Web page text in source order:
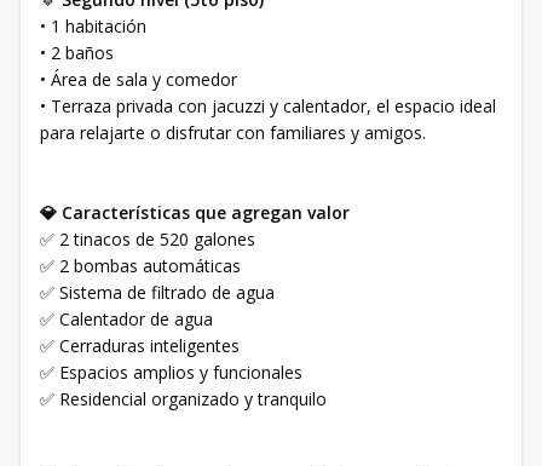
• 1 habitación
• 2 baños
• Área de sala y comedor
• Terraza privada con jacuzzi y calentador, el espacio ideal
para relajarte o disfrutar con familiares y amigos.
💎 Características que agregan valor
✅ 2 tinacos de 520 galones
✅ 2 bombas automáticas
✅ Sistema de filtrado de agua
✅ Calentador de agua
✅ Cerraduras inteligentes
✅ Espacios amplios y funcionales
✅ Residencial organizado y tranquilo